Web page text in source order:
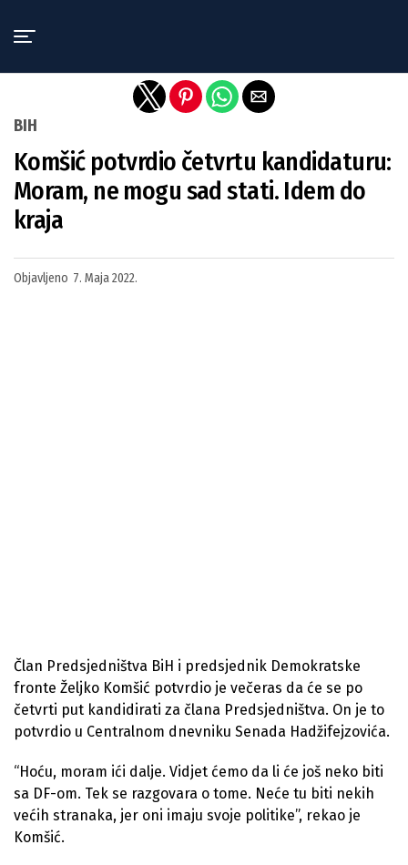
BIH
Komšić potvrdio četvrtu kandidaturu:
Moram, ne mogu sad stati. Idem do
kraja
Objavljeno 7. Maja 2022.
Član Predsjedništva BiH i predsjednik Demokratske
fronte Željko Komšić potvrdio je večeras da će se po
četvrti put kandidirati za člana Predsjedništva. On je to
potvrdio u Centralnom dnevniku Senada Hadžifejzovića.
“Hoću, moram ići dalje. Vidjet ćemo da li će još neko biti
sa DF-om. Tek se razgovara o tome. Neće tu biti nekih
većih stranaka, jer oni imaju svoje politike”, rekao je
Komšić.